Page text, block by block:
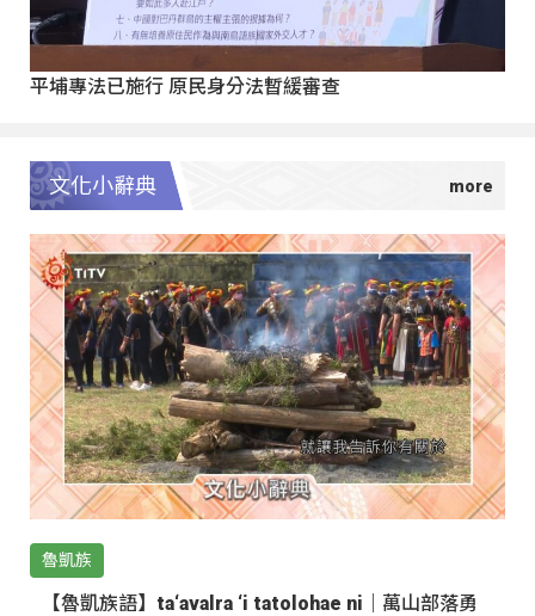
平埔專法已施行 原民身分法暫緩審查
文化小辭典
魯凱族
【魯凱族語】ta‘avalra ‘i tatolohae ni｜萬山部落勇